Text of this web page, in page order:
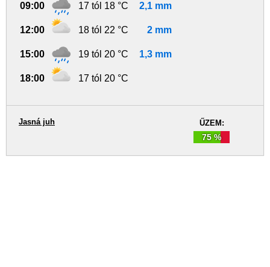
09:00 17 tól 18 °C 2,1 mm
12:00 18 tól 22 °C 2 mm
15:00 19 tól 20 °C 1,3 mm
18:00 17 tól 20 °C
ŰZEM:
75 %
Jasná juh